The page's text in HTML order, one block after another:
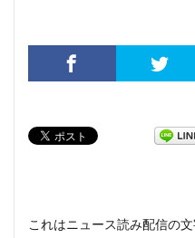
これはニュース読み配信の